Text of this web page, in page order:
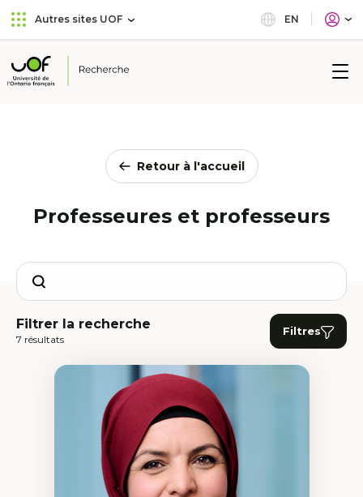
Aller
au
principal
Passer
au
Autres sites UOF EN
Université
Retour à l'accueil
Professeures et professeurs
Search
Filtrer la recherche
7 résultats
Filtres